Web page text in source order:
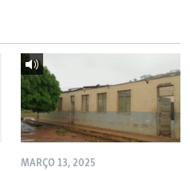
MARÇO 13, 2025